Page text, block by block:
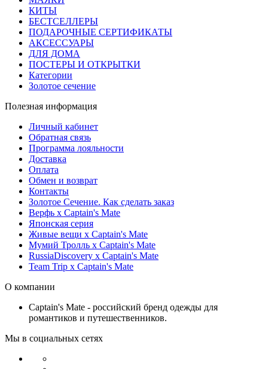
КИТЫ
БЕСТСЕЛЛЕРЫ
ПОДАРОЧНЫЕ СЕРТИФИКАТЫ
АКСЕССУАРЫ
ДЛЯ ДОМА
ПОСТЕРЫ И ОТКРЫТКИ
Категории
Золотое сечение
Полезная информация
Личный кабинет
Обратная связь
Программа лояльности
Доставка
Оплата
Обмен и возврат
Контакты
Золотое Сечение. Как сделать заказ
Верфь х Captain's Mate
Японская серия
Живые вещи х Captain's Mate
Мумий Тролль х Сaptain's Mate
RussiaDiscovery x Captain's Mate
Team Trip x Captain's Mate
О компании
Captain's Mate - российский бренд одежды для
романтиков и путешественников.
Мы в социальных сетях